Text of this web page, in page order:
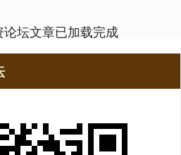
坛文章已加载完成